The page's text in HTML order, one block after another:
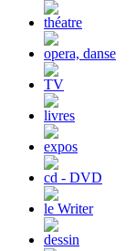
théatre
opera, danse
TV
livres
expos
cd - DVD
le Writer
dessin